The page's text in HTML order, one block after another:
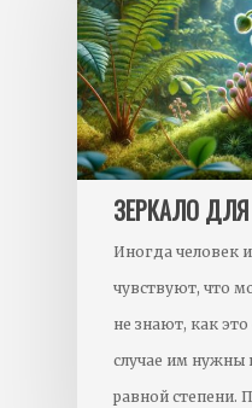
ЗЕРКАЛО ДЛЯ
Иногда человек
чувствуют, что
не знают, как
случае им нужны
равной степени.